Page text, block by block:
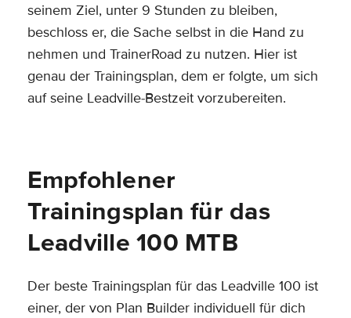
seinem Ziel, unter 9 Stunden zu bleiben,
beschloss er, die Sache selbst in die Hand zu
nehmen und TrainerRoad zu nutzen. Hier ist
genau der Trainingsplan, dem er folgte, um sich
auf seine Leadville-Bestzeit vorzubereiten.
Empfohlener
Trainingsplan für das
Leadville 100 MTB
Der beste Trainingsplan für das Leadville 100 ist
einer, der von Plan Builder individuell für dich